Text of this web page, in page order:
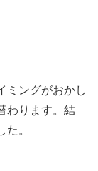
ミングがおかし
わります。結
。